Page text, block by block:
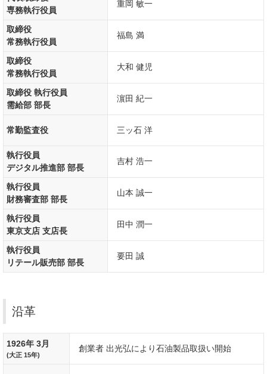
専務執行役員
重岡 敏一
取締役
常務執行役員
福島 満
取締役
常務執行役員
大和 健児
取締役 執行役員
需給部 部長
濵田 紀一
常勤監査役 三ッ石 洋
執行役員
デジタル推進部 部長
吉村 浩一
執行役員
財務審査部 部長
山本 誠一
執行役員
東京支店 支店長
田中 潤一
執行役員
リテール販売部 部長
要田 誠
沿革
1926年 3月
(大正 15年)
創業者 出光弘により石油製品取扱い開始